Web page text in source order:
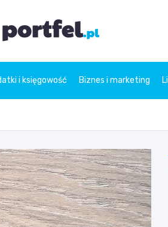
i księgowość Biznes i marketing